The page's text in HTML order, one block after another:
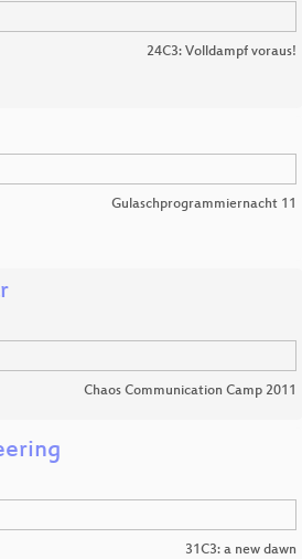
24C3: Volldampf voraus!
Gulaschprogrammiernacht 11
Chaos Communication Camp 2011
31C3: a new dawn